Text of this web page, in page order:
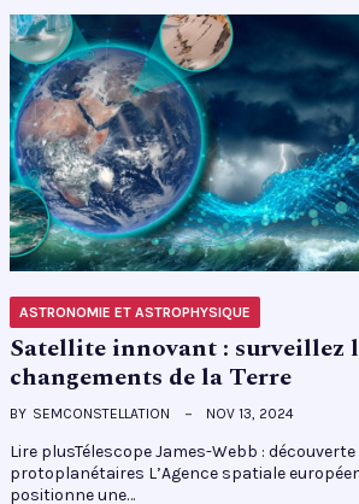
ASTRONOMIE ET ASTROPHYSIQUE
Satellite innovant : surveillez
changements de la Terre
BY SEMCONSTELLATION NOV 13, 2024
Lire plusTélescope James-Webb : découverte
protoplanétaires L’Agence spatiale
positionne une…